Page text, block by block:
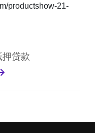
productshow-21-
贷款